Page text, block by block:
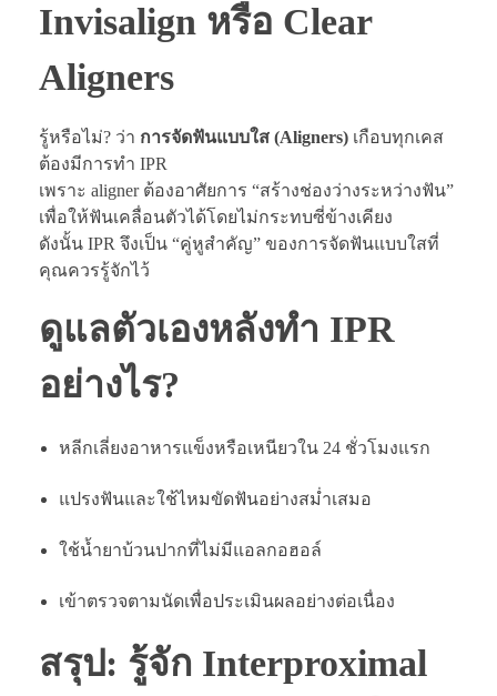
Invisalign หรือ Clear
Aligners
รู้หรือไม่? ว่า การจัดฟันแบบใส (Aligners) เกือบทุกเคส
ต้องมีการทำ IPR
เพราะ aligner ต้องอาศัยการ “สร้างช่องว่างระหว่างฟัน”
เพื่อให้ฟันเคลื่อนตัวได้โดยไม่กระทบซี่ข้างเคียง
ดังนั้น IPR จึงเป็น “คู่หูสำคัญ” ของการจัดฟันแบบใสที่
คุณควรรู้จักไว้
ดูแลตัวเองหลังทำ IPR
อย่างไร?
หลีกเลี่ยงอาหารแข็งหรือเหนียวใน 24 ชั่วโมงแรก
แปรงฟันและใช้ไหมขัดฟันอย่างสม่ำเสมอ
ใช้น้ำยาบ้วนปากที่ไม่มีแอลกอฮอล์
เข้าตรวจตามนัดเพื่อประเมินผลอย่างต่อเนื่อง
สรุป: รู้จัก Interproximal